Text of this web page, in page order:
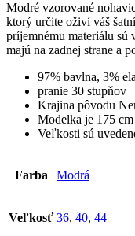
Modré vzorované
ktorý určite oživí váš
príjemnému materiálu sú
majú na zadnej strane a
97% bavlna, 3%
pranie 30 stupňov
Krajina pôvodu
Modelka je 175
Veľkosti sú
Farba Modrá
Veľkosť 36, 40, 44